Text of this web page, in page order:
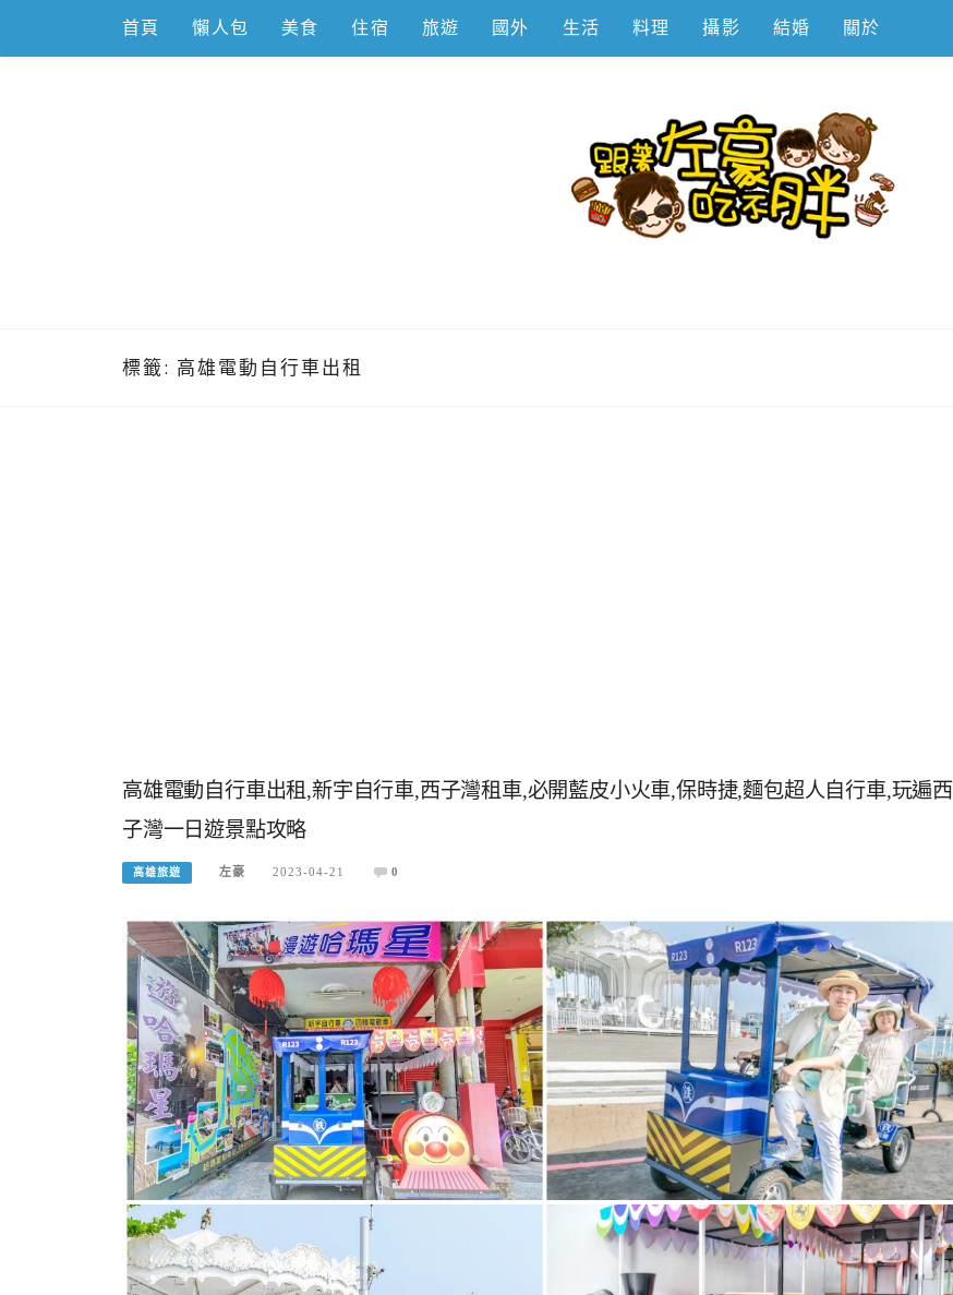
content
首頁 懶人包 美食 住宿 旅遊 國外 生活 料理 攝影 結婚 關於
標籤: 高雄電動自行車出租
高雄電動自行車出租,新宇自行車,西子灣租車,必開藍皮小火車,保時捷,麵包超人自行車,玩遍西
子灣一日遊景點攻略
高雄旅遊 左豪 2023-04-21 0